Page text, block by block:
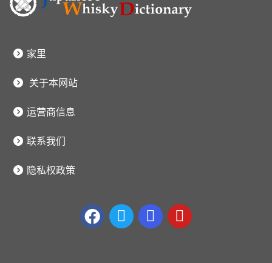
家里
关于本网站
运营商信息
联系我们
隐私权政策